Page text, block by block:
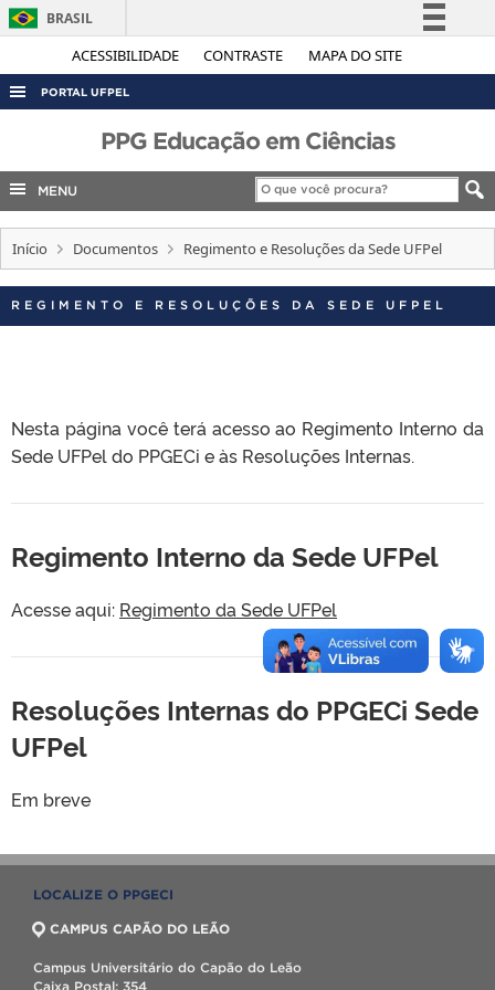
ACESSIBILIDADE CONTRASTE MAPA DO SITE
BRASIL
Simplifique!
Acesso à informação
Legislação
PORTAL UFPEL
ACESSO À INFORMAÇÃO
CONCURSOS
TELEFONES
PPG Educação em Ciências
MENU
Início Documentos Regimento e Resoluções da Sede UFPel
REGIMENTO E RESOLUÇÕES DA SEDE UFPEL
Nesta página você terá acesso ao Regimento Interno da
Sede UFPel do PPGECi e às Resoluções Internas.
Regimento Interno da Sede UFPel
Acesse aqui: Regimento da Sede UFPel
Resoluções Internas do PPGECi Sede
UFPel
Em breve
LOCALIZE O PPGECI
CAMPUS CAPÃO DO LEÃO
Campus Universitário do Capão do Leão
Caixa Postal: 354